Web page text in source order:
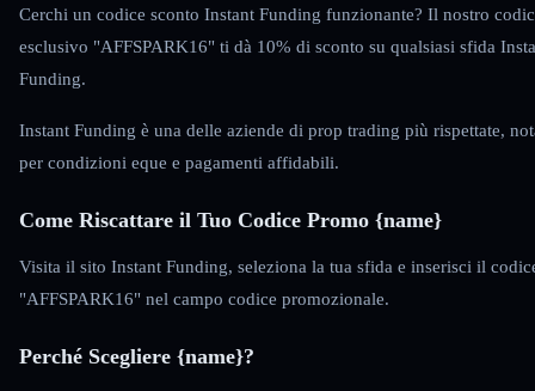
Cerchi un codice sconto Instant Funding funzionante? Il nostro
esclusivo "AFFSPARK16" ti dà 10% di sconto su qualsiasi sfida
Funding.
Instant Funding è una delle aziende di prop trading più rispettate,
per condizioni eque e pagamenti affidabili.
Come Riscattare il Tuo Codice Promo {name}
Visita il sito Instant Funding, seleziona la tua sfida e inserisci il
"AFFSPARK16" nel campo codice promozionale.
Perché Scegliere {name}?